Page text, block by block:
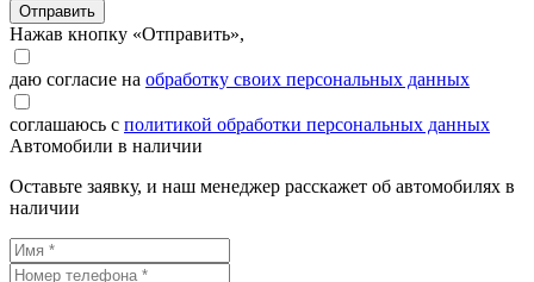
Отправить
Нажав кнопку «Отправить»,
даю согласие на обработку своих персональных данных
соглашаюсь с политикой обработки персональных данных
Автомобили в наличии
Оставьте заявку, и наш менеджер расскажет об автомобилях в
наличии